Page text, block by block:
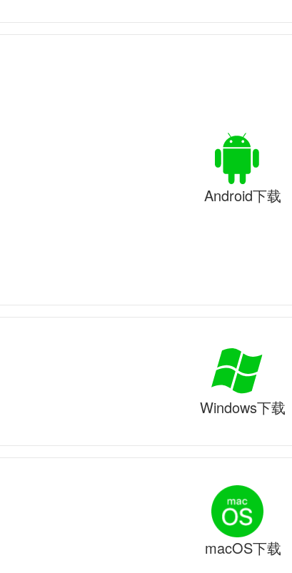
Android下载
Windows下载
macOS下载